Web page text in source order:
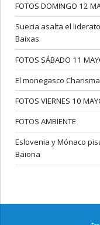
FOTOS DOMINGO 12
Suecia asalta el
Baixas
FOTOS SÁBADO 11
El monegasco
FOTOS VIERNES 10
FOTOS AMBIENTE
Eslovenia y Mónaco
Baiona